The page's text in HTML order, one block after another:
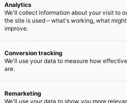
Analytics
We'll collect information about your visit to
the site is used – what's working, what
improve.
Conversion tracking
We'll use your data to measure how
are.
Remarketing
We'll use your data to show you more